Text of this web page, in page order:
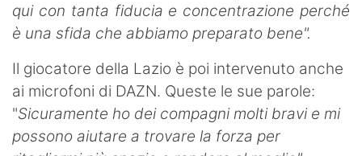
qui con tanta fiducia e concentrazione perché
è una sfida che abbiamo preparato bene".
Il giocatore della Lazio è poi intervenuto anche
ai microfoni di DAZN. Queste le sue parole:
"Sicuramente ho dei compagni molti bravi e mi
possono aiutare a trovare la forza per